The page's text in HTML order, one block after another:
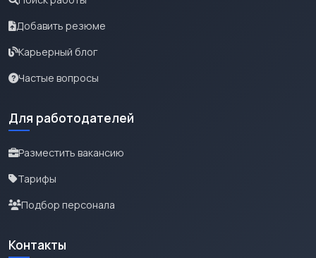
Добавить резюме
Карьерный блог
Частые вопросы
Для работодателей
Разместить вакансию
Тарифы
Подбор персонала
Контакты